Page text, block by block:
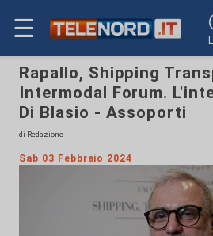
☰
Rapallo, Shipping
Intermodal Forum.
Di Blasio - Assoporti
di Redazione
Sab 03 Febbraio 2024